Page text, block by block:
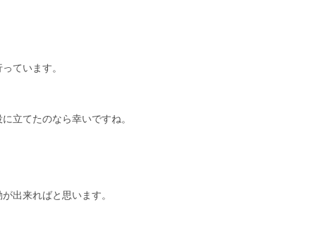
ています。
立てたのなら幸いですね。
出来ればと思います。